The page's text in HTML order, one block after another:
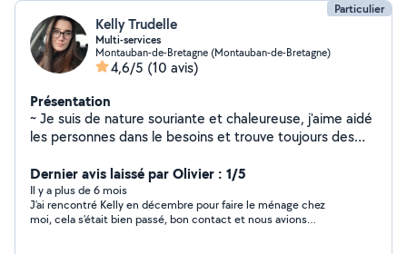
Particulier
Kelly Trudelle
Multi-services
Montauban-de-Bretagne (Montauban-de-Bretagne)
4,6/5 (10 avis)
Présentation
~ Je suis de nature souriante et chaleureuse, j'aime aidé
les personnes dans le besoins et trouve toujours des
Ménage chez particuliers Nettoyage hebdomadaire ou
mensuel Repassage - aide au courses Aide au
rangement / optimisations d'espaces ( dressing -
rangement jouet enfant ) --> Nettoyage de canapé /
Dernier avis laissé par Olivier : 1/5
Il y a plus de 6 mois
J’ai rencontré Kelly en décembre pour faire le ménage chez
moi, cela s'était bien passé, bon contact et nous avions